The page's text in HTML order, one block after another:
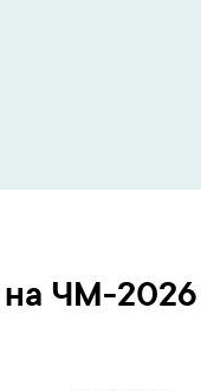
на ЧМ-2026